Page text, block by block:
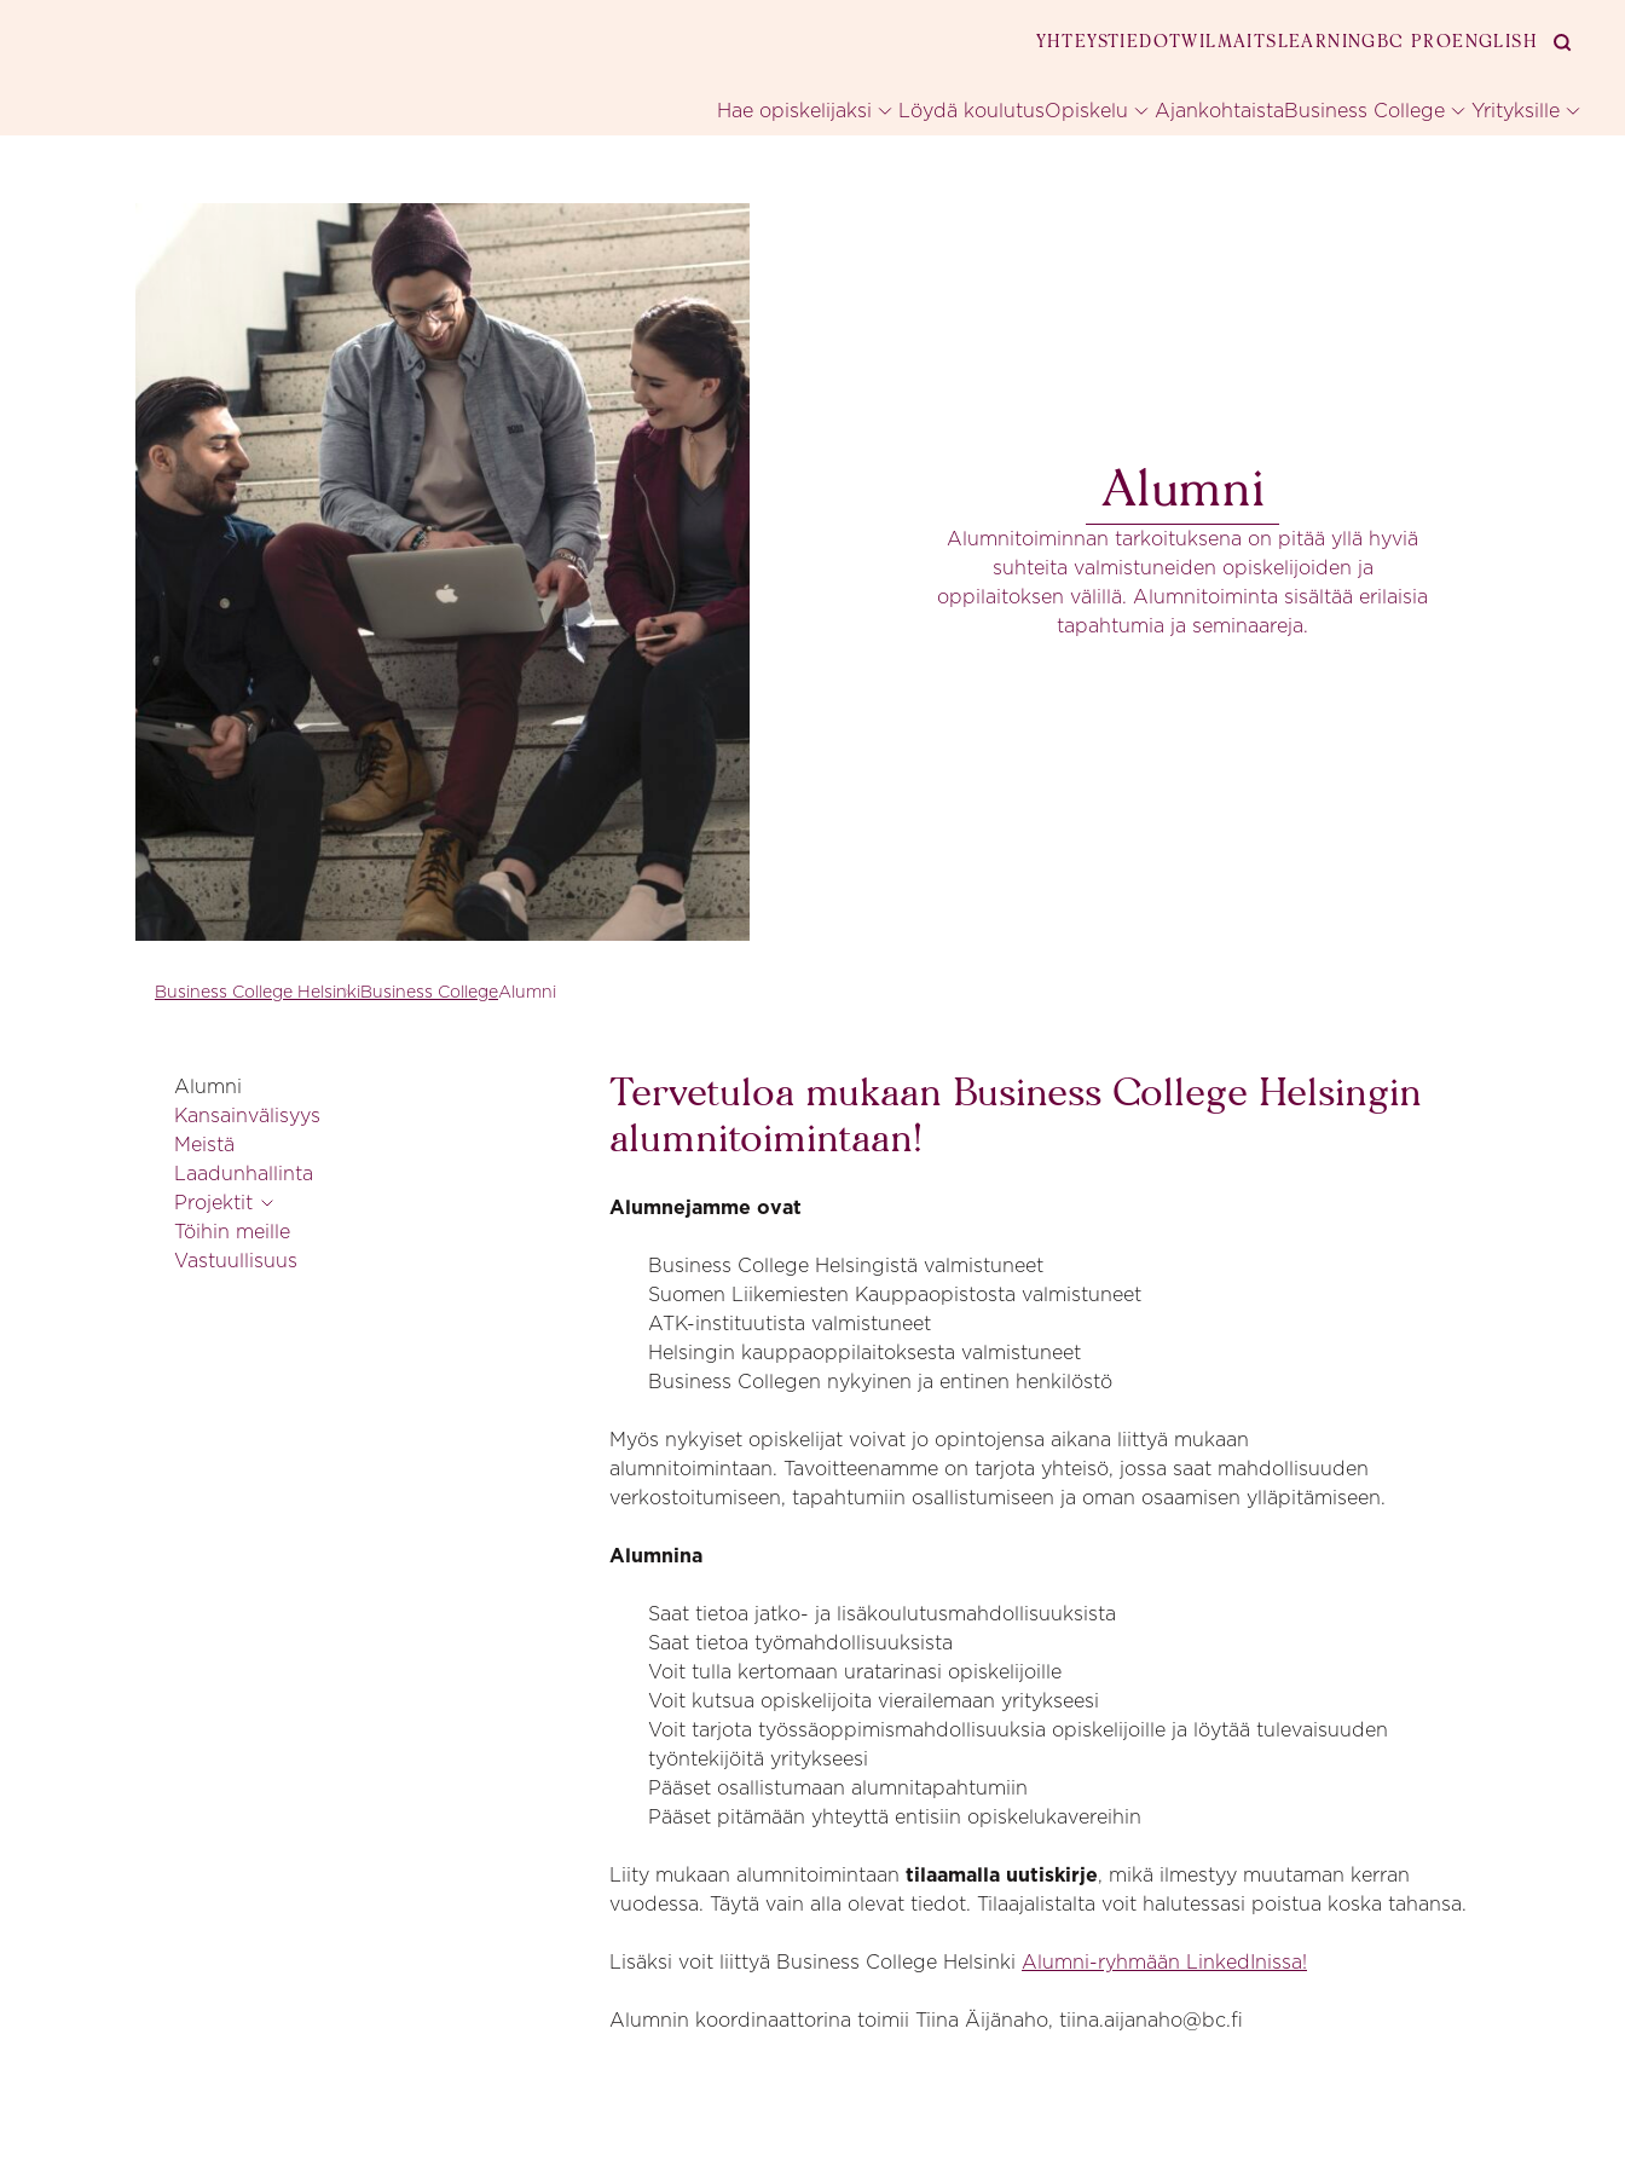
YHTEYSTIEDOTWILMAITSLEARNING BC PROENGLISH
Hae opiskelijaksi Löydä koulutusOpiskelu AjankohtaistaBusiness College Yrityksille
Alumni
Alumnitoiminnan tarkoituksena on pitää yllä hyviä
suhteita valmistuneiden opiskelijoiden ja
oppilaitoksen välillä. Alumnitoiminta sisältää erilaisia
tapahtumia ja seminaareja.
Business College HelsinkiBusiness CollegeAlumni
Alumni
Kansainvälisyys
Meistä
Laadunhallinta
Projektit
Töihin meille
Vastuullisuus
Tervetuloa mukaan Business College Helsingin
alumnitoimintaan!
Alumnejamme ovat
Business College Helsingistä valmistuneet​
Suomen Liikemiesten Kauppaopistosta valmistuneet​
ATK-instituutista valmistuneet​
Helsingin kauppaoppilaitoksesta valmistuneet​
Business Collegen nykyinen ja entinen henkilöstö
Myös nykyiset opiskelijat voivat jo opintojensa aikana liittyä mukaan
alumnitoimintaan. Tavoitteenamme on tarjota yhteisö, jossa saat mahdollisuuden
verkostoitumiseen, tapahtumiin osallistumiseen ja oman osaamisen ylläpitämiseen.
Alumnina
Saat tietoa jatko- ja lisäkoulutusmahdollisuuksista
Saat tietoa työmahdollisuuksista
Voit tulla kertomaan uratarinasi opiskelijoille
Voit kutsua opiskelijoita vierailemaan yritykseesi
Voit tarjota työssäoppimismahdollisuuksia opiskelijoille ja löytää tulevaisuuden
työntekijöitä yritykseesi
Pääset osallistumaan alumnitapahtumiin
Pääset pitämään yhteyttä entisiin opiskelukavereihin
Liity mukaan alumnitoimintaan tilaamalla uutiskirje, mikä ilmestyy muutaman kerran
vuodessa. Täytä vain alla olevat tiedot. Tilaajalistalta voit halutessasi poistua koska tahansa.
Lisäksi voit liittyä Business College Helsinki Alumni-ryhmään LinkedInissa!
Alumnin koordinaattorina toimii Tiina Äijänaho, tiina.aijanaho@bc.fi